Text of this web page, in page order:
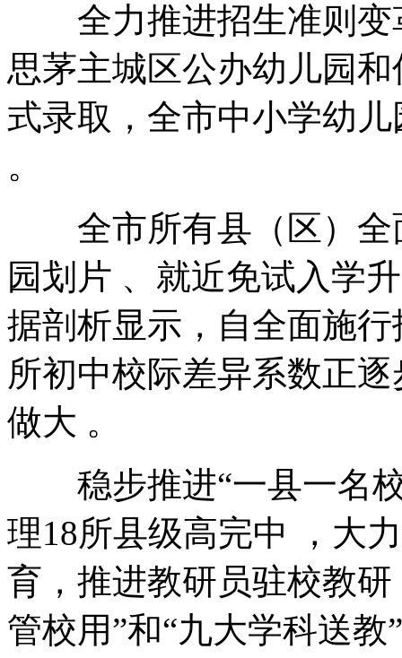
全力推进招生准则变革
思茅主城区公办幼儿园
式录取，全市中小学
。
全市所有县（区）全面
园划片 、就近免试入学
据剖析显示，自全面施行
所初中校际差异系数正逐
做大 。
稳步推进“一县一名校”“
理18所县级高完中 ，大
育，推进教研员驻校教研
管校用”和“九大学科送教”